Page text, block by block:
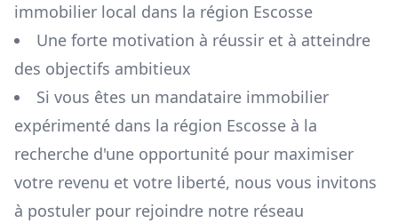
immobilier local dans la région Escosse
Une forte motivation à réussir et à atteindre
des objectifs ambitieux
Si vous êtes un mandataire immobilier
expérimenté dans la région Escosse à la
recherche d'une opportunité pour maximiser
votre revenu et votre liberté, nous vous invitons
à postuler pour rejoindre notre réseau